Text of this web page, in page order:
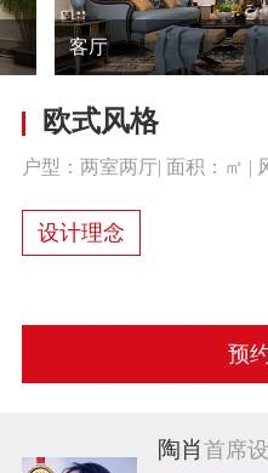
客厅
欧式风格
户型：两室两厅| 面积：㎡ |
设计理念
预
陶肖首席